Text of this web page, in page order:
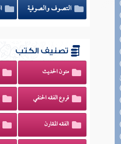
التصوف والصوفية
تصنيف الكتب
متون الحديث
فروع الفقه الحنفي
الفقه المقارن